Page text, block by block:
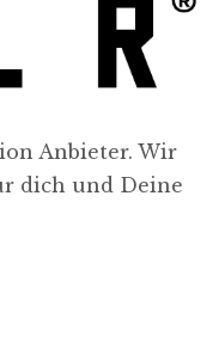
Anbieter. Wir
dich und Deine